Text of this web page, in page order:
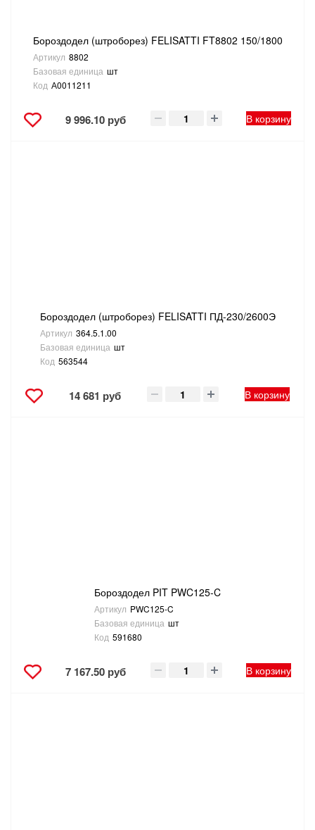
Бороздодел (штроборез) FELISATTI FT8802 150/1800
Артикул 8802
Базовая единица шт
Код А0011211
9 996.10 руб В корзину
Бороздодел (штроборез) FELISATTI ПД-230/2600Э
Артикул 364.5.1.00
Базовая единица шт
Код 563544
14 681 руб В корзину
Бороздодел PIT PWC125-C
Артикул PWC125-C
Базовая единица шт
Код 591680
7 167.50 руб В корзину